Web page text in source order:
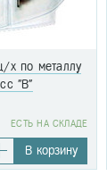
х по металлу
"В"
EСТЬ НА СКЛАДЕ
В корзину